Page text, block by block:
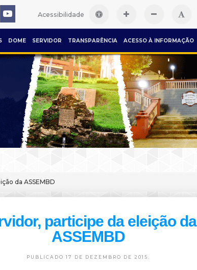
Acessibilidade
DOME SERVIDOR TRANSPARÊNCIA ACESSO À INFORMAÇÃO
da ASSEMBD
participe da eleição da
ASSEMBD
PUBLICADO 17 DE DEZEMBRO DE 2015.